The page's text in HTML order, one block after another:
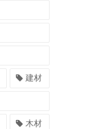
建材
木材